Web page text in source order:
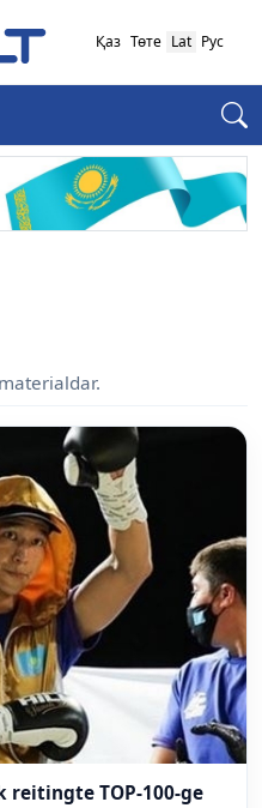
Қаз Төте Lat Рус
reitingte TOP-100-ge